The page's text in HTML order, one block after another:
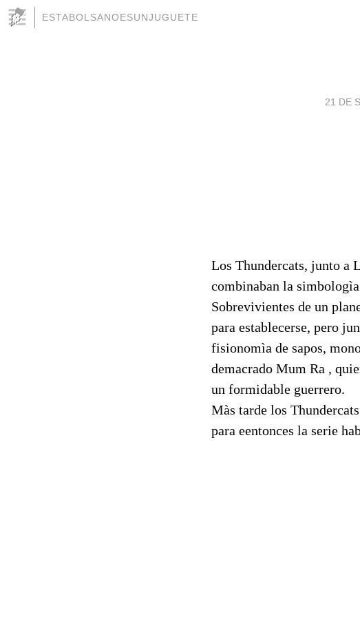
ESTABOLSANOESUNJUGUETE
21 DE
Los Thundercats, junto a
combinaban la
Sobrevivientes de un
para establecerse, pero
fisionomìa de sapos,
demacrado Mum Ra ,
un formidable guerrero.
Màs tarde los
para eentonces la serie